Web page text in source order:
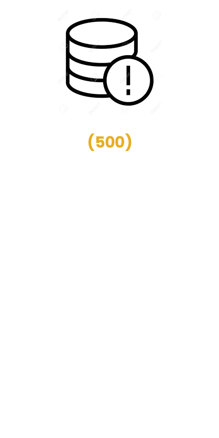
(500)